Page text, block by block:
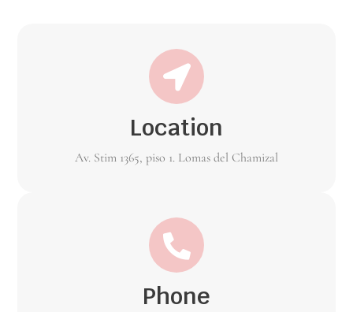
Location
Av. Stim 1365, piso 1. Lomas del Chamizal
Phone